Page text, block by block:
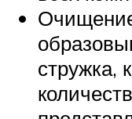
стружка,